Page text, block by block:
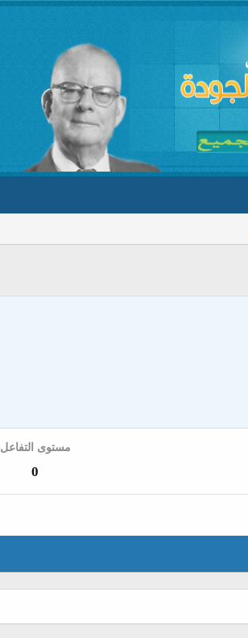
مستوى التفاعل
0